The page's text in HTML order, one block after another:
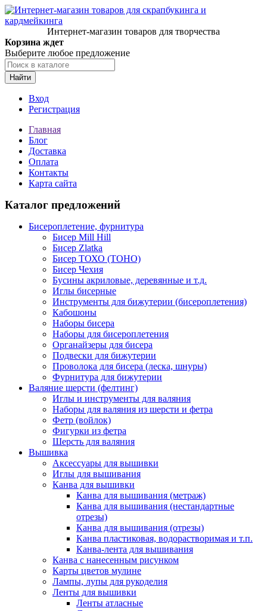
Интернет-магазин товаров для творчества
Корзина ждет
Выберите любое предложение
Найти
Вход
Регистрация
Главная
Блог
Доставка
Оплата
Контакты
Карта сайта
Каталог предложений
Бисероплетение, фурнитура
Бисер Mill Hill
Бисер Zlatka
Бисер ТОХО (TOHO)
Бисер Чехия
Бусины акриловые, деревянные и т.д.
Иглы бисерные
Инструменты для бижутерии (бисероплетения)
Кабошоны
Наборы бисера
Наборы для бисероплетения
Органайзеры для бисера
Подвески для бижутерии
Проволока для бисера (леска, шнуры)
Фурнитура для бижутерии
Валяние шерсти (фелтинг)
Иглы и инструменты для валяния
Наборы для валяния из шерсти и фетра
Фетр (войлок)
Фигурки из фетра
Шерсть для валяния
Вышивка
Аксессуары для вышивки
Иглы для вышивания
Канва для вышивки
Канва для вышивания (метраж)
Канва для вышивания (нестандартные
отрезы)
Канва для вышивания (отрезы)
Канва пластиковая, водорастворимая и т.п.
Канва-лента для вышивания
Канва с нанесенным рисунком
Карты цветов мулине
Лампы, лупы для рукоделия
Ленты для вышивки
Ленты атласные